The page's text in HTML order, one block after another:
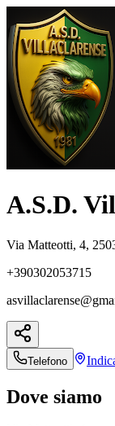
A.S.D.
Via Matteotti, 4,
+390302053715
Telefono
Dove siamo